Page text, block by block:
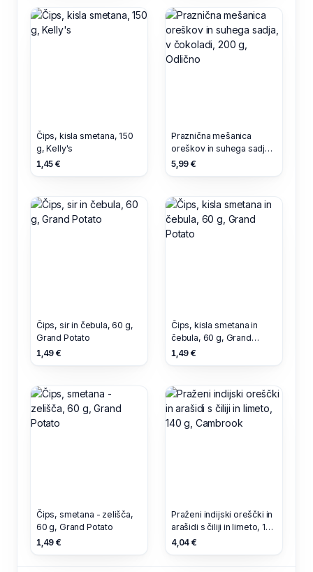
Čips, kisla smetana, 150
g, Kelly's
1,45 €
Praznična mešanica
oreškov in suhega sadja,
v čokoladi, 200 g,
5,99 €
Čips, sir in čebula, 60 g,
Grand Potato
1,49 €
Čips, kisla smetana in
čebula, 60 g, Grand
Potato
1,49 €
Čips, smetana - zelišča,
60 g, Grand Potato
1,49 €
Praženi indijski oreščki in
arašidi s čiliji in limeto, 140
g, Cambrook
4,04 €